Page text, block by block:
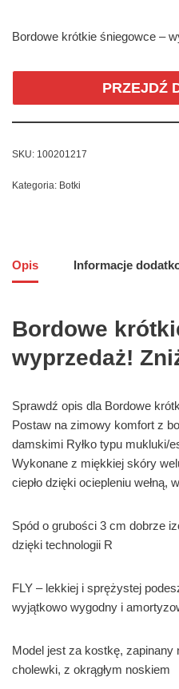
Bordowe krótkie śniegowce –
PRZEJDŹ
SKU: 100201217
Kategoria: Botki
Opis Informacje
Bordowe
wyprzedaż!
Sprawdź opis dla Bordowe
Postaw na zimowy komfort z
damskimi Ryłko typu mukluki/
Wykonane z miękkiej skóry
ciepło dzięki ociepleniu wełną,
Spód o grubości 3 cm dobrze
dzięki technologii R
FLY – lekkiej i sprężystej
wyjątkowo wygodny i
Model jest za kostkę, zapinany
cholewki, z okrągłym noskiem